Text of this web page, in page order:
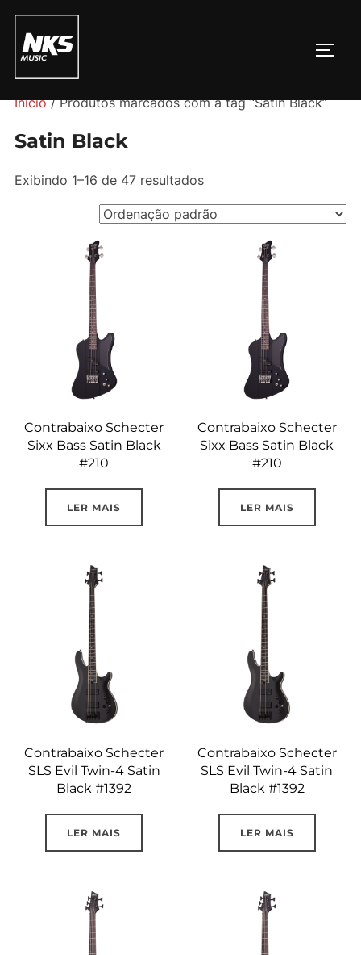
Pular
para
conteúdo
Início/ Produtos marcados com a tag “Satin Black”
Satin Black
Exibindo 1–16 de 47 resultados
Contrabaixo Schecter
Sixx Bass Satin Black
#210
LER MAIS
Contrabaixo Schecter
Sixx Bass Satin Black
#210
LER MAIS
Contrabaixo Schecter
SLS Evil Twin-4 Satin
Black #1392
LER MAIS
Contrabaixo Schecter
SLS Evil Twin-4 Satin
Black #1392
LER MAIS